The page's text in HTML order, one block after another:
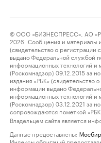
© ООО «БИЗНЕСПРЕСС», АО
2026. Сообщения и материалы
(свидетельство о
выдано Федеральной службой
информационных технологий и
(Роскомнадзор) 09.12.2015 за
издания «РБК» (свидетельство
информации выдано
информационных технологий и
(Роскомнадзор) 03.12.2021 за
сопровождаются пометкой
Владельцем сайта является
Данные предоставлены: